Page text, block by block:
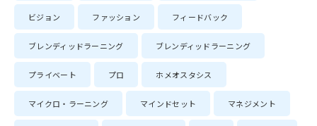
ビジョン ファッション フィードバック
ブレンディッドラーニング ブレンディッドラーニング
プライベート プロ ホメオスタシス
マイクロ・ラーニング マインドセット マネジメント